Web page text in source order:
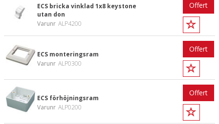
ECS bricka vinklad 1x8 keystone
utan don
Varunr ALP4200
Offert
ECS monteringsram
Varunr ALP0300
Offert
ECS förhöjningsram
Varunr ALP0200
Offert